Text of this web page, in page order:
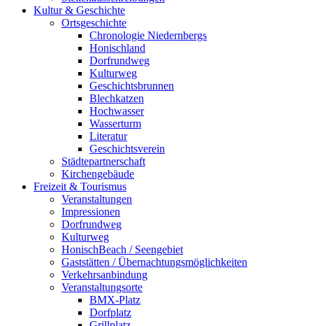
Kultur & Geschichte
Ortsgeschichte
Chronologie Niedernbergs
Honischland
Dorfrundweg
Kulturweg
Geschichtsbrunnen
Blechkatzen
Hochwasser
Wasserturm
Literatur
Geschichtsverein
Städtepartnerschaft
Kirchengebäude
Freizeit & Tourismus
Veranstaltungen
Impressionen
Dorfrundweg
Kulturweg
HonischBeach / Seengebiet
Gaststätten / Übernachtungsmöglichkeiten
Verkehrsanbindung
Veranstaltungsorte
BMX-Platz
Dorfplatz